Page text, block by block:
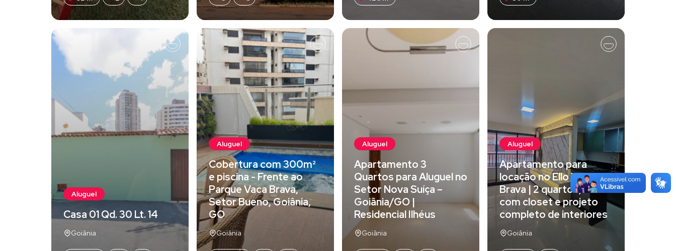
Aluguel
Casa 01 Qd. 30 Lt. 14
Goiânia
Aluguel
Cobertura com 300m²
e piscina - Frente ao
Parque Vaca Brava,
Setor Bueno, Goiânia,
GO
Goiânia
Aluguel
Apartamento 3
Quartos para Aluguel no
Setor Nova Suíça –
Goiânia/GO |
Residencial Ilhéus
Goiânia
Aluguel
Apartamento para
locação no Ello Vaca
Brava | 2 quartos, suíte
com closet e projeto
completo de interiores
Goiânia